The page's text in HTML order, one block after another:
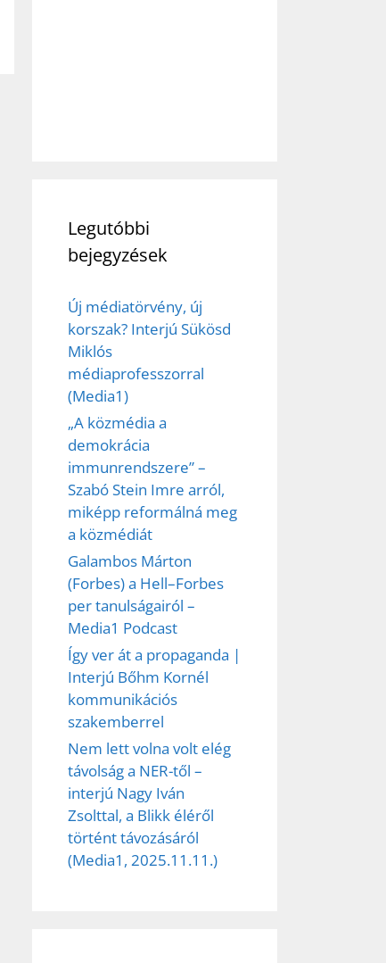
Legutóbbi
bejegyzések
Új médiatörvény, új
korszak? Interjú Sükösd
Miklós
médiaprofesszorral
(Media1)
„A közmédia a
demokrácia
immunrendszere” –
Szabó Stein Imre arról,
miképp reformálná meg
a közmédiát
Galambos Márton
(Forbes) a Hell–Forbes
per tanulságairól –
Media1 Podcast
Így ver át a propaganda |
Interjú Bőhm Kornél
kommunikációs
szakemberrel
Nem lett volna volt elég
távolság a NER-től –
interjú Nagy Iván
Zsolttal, a Blikk éléről
történt távozásáról
(Media1, 2025.11.11.)